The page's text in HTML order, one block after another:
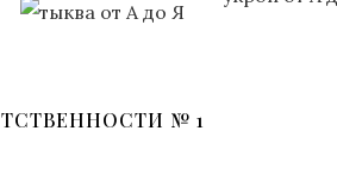
№ 1